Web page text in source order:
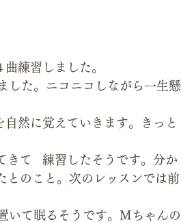
練習しました。
した。ニコニコしながら一生懸
然に覚えていきます。きっと
て   練習したそうです。分か
とのこと。次のレッスンでは前
いて眠るそうです。Mちゃんの